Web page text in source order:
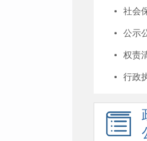
社会
公示
权责
行政